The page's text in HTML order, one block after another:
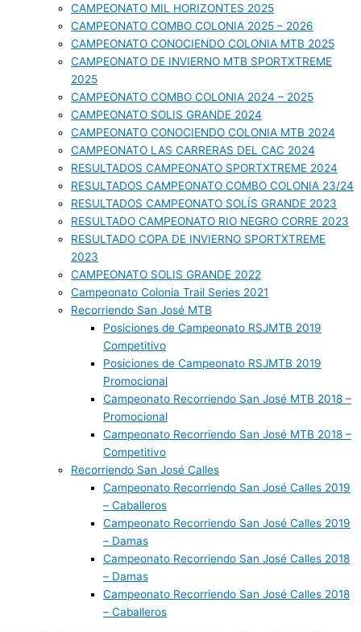
CAMPEONATO MIL HORIZONTES 2025
CAMPEONATO COMBO COLONIA 2025 – 2026
CAMPEONATO CONOCIENDO COLONIA MTB 2025
CAMPEONATO DE INVIERNO MTB SPORTXTREME
2025
CAMPEONATO COMBO COLONIA 2024 – 2025
CAMPEONATO SOLIS GRANDE 2024
CAMPEONATO CONOCIENDO COLONIA MTB 2024
CAMPEONATO LAS CARRERAS DEL CAC 2024
RESULTADOS CAMPEONATO SPORTXTREME 2024
RESULTADOS CAMPEONATO COMBO COLONIA 23/24
RESULTADOS CAMPEONATO SOLÍS GRANDE 2023
RESULTADO CAMPEONATO RIO NEGRO CORRE 2023
RESULTADO COPA DE INVIERNO SPORTXTREME
2023
CAMPEONATO SOLIS GRANDE 2022
Campeonato Colonia Trail Series 2021
Recorriendo San José MTB
Posiciones de Campeonato RSJMTB 2019
Competitivo
Posiciones de Campeonato RSJMTB 2019
Promocional
Campeonato Recorriendo San José MTB 2018 –
Promocional
Campeonato Recorriendo San José MTB 2018 –
Competitivo
Recorriendo San José Calles
Campeonato Recorriendo San José Calles 2019
– Caballeros
Campeonato Recorriendo San José Calles 2019
– Damas
Campeonato Recorriendo San José Calles 2018
– Damas
Campeonato Recorriendo San José Calles 2018
– Caballeros